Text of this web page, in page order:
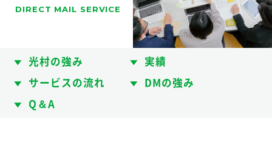
DIRECT MAIL SERVICE
光村の強み
実績
サービスの流れ
DMの強み
Q＆A